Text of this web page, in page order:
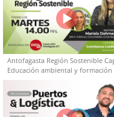
Antofagasta Región Sostenible
Educación ambiental y formación
capacidades técnicas